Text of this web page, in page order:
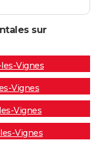
sur
Vignes
Vignes
Vignes
Vignes